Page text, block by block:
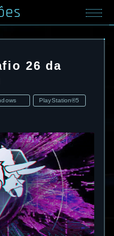
26 da
PlayStation®5